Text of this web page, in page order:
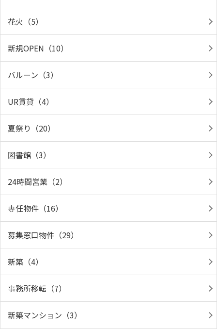
花火（5）
新規OPEN（10）
バルーン（3）
UR賃貸（4）
夏祭り（20）
図書館（3）
24時間営業（2）
専任物件（16）
募集窓口物件（29）
新築（4）
事務所移転（7）
新築マンション（3）